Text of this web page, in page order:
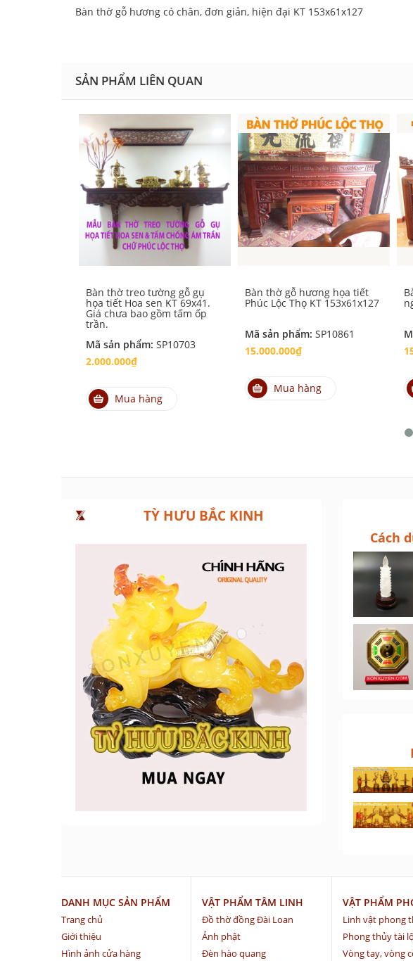
Bàn thờ gỗ hương có chân, đơn giản, hiện đại KT 153x61x127
SẢN PHẨM LIÊN QUAN
Bàn thờ treo tường gỗ gụ
họa tiết Hoa sen KT 69x41.
Giá chưa bao gồm tấm ốp
trần.
Mã sản phẩm: SP10703
2.000.000₫
Mua hàng
Bàn thờ gỗ hương họa tiết
Phúc Lộc Thọ KT 153x61x127
Mã sản phẩm: SP10861
15.000.000₫
Mua hàng
TỲ HƯU BẮC KINH
Cách
DANH MỤC SẢN PHẨM
Trang chủ
Giới thiệu
Hình ảnh cửa hàng
VẬT PHẨM TÂM LINH
Đồ thờ đồng Đài Loan
Ảnh phật
Đèn hào quang
VẬT PHẨM
Linh vật phong
Phong thủy tài
Vòng tay, vòng